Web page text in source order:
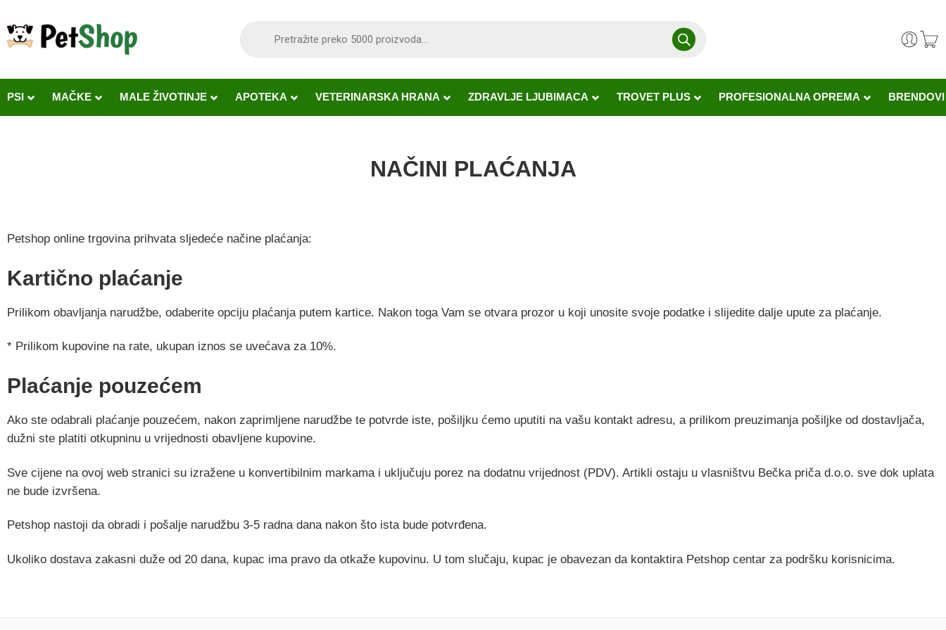
PSI MAČKE MALE ŽIVOTINJE APOTEKA VETERINARSKA HRANA ZDRAVLJE LJUBIMACA TROVET PLUS PROFESIONALNA OPREMA BRENDOVI
NAČINI PLAĆANJA
Petshop online trgovina prihvata sljedeće načine plaćanja:
Kartično plaćanje
Prilikom obavljanja narudžbe, odaberite opciju plaćanja putem kartice. Nakon toga Vam se otvara prozor u koji unosite svoje podatke i slijedite dalje upute za plaćanje.
* Prilikom kupovine na rate, ukupan iznos se uvećava za 10%.
Plaćanje pouzećem
Ako ste odabrali plaćanje pouzećem, nakon zaprimljene narudžbe te potvrde iste, pošiljku ćemo uputiti na vašu kontakt adresu, a prilikom preuzimanja pošiljke od dostavljača,
dužni ste platiti otkupninu u vrijednosti obavljene kupovine.
Sve cijene na ovoj web stranici su izražene u konvertibilnim markama i uključuju porez na dodatnu vrijednost (PDV). Artikli ostaju u vlasništvu Bečka priča d.o.o. sve dok uplata
ne bude izvršena.
Petshop nastoji da obradi i pošalje narudžbu 3-5 radna dana nakon što ista bude potvrđena.
Ukoliko dostava zakasni duže od 20 dana, kupac ima pravo da otkaže kupovinu. U tom slučaju, kupac je obavezan da kontaktira Petshop centar za podršku korisnicima.